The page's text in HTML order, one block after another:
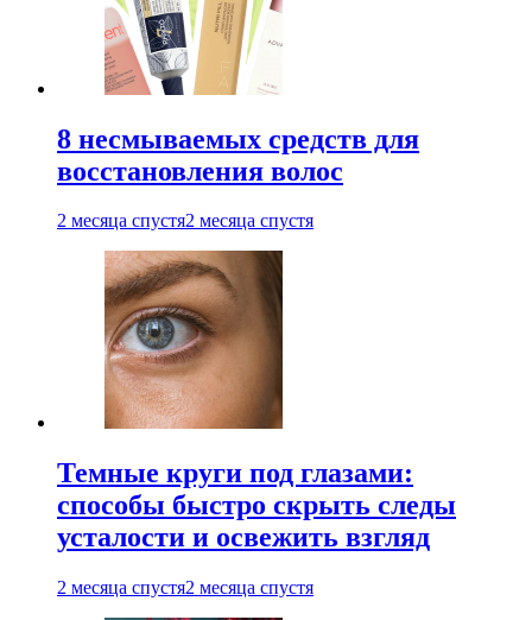
8 несмываемых средств для
восстановления волос
2 месяца спустя2 месяца спустя
Темные круги под глазами:
способы быстро скрыть следы
усталости и освежить взгляд
2 месяца спустя2 месяца спустя